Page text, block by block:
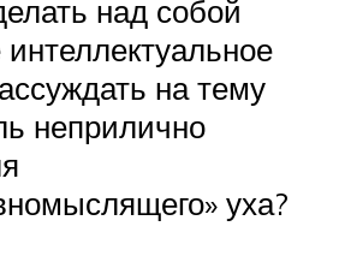
над собой
на тему
неприлично
уха?